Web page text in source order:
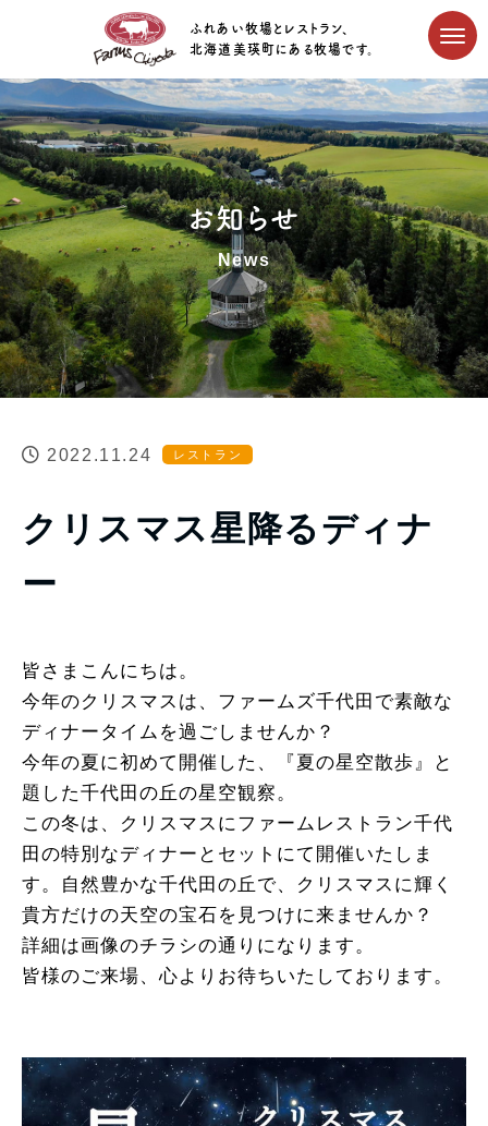
ふれあい牧場とレストラン、
北海道美瑛町にある牧場です。
お知らせ
News
2022.11.24 レストラン
クリスマス星降るディナ
ー
皆さまこんにちは。
今年のクリスマスは、ファームズ千代田で素敵な
ディナータイムを過ごしませんか？
今年の夏に初めて開催した、『夏の星空散歩』と
題した千代田の丘の星空観察。
この冬は、クリスマスにファームレストラン千代
田の特別なディナーとセットにて開催いたしま
す。自然豊かな千代田の丘で、クリスマスに輝く
貴方だけの天空の宝石を見つけに来ませんか？
詳細は画像のチラシの通りになります。
皆様のご来場、心よりお待ちいたしております。